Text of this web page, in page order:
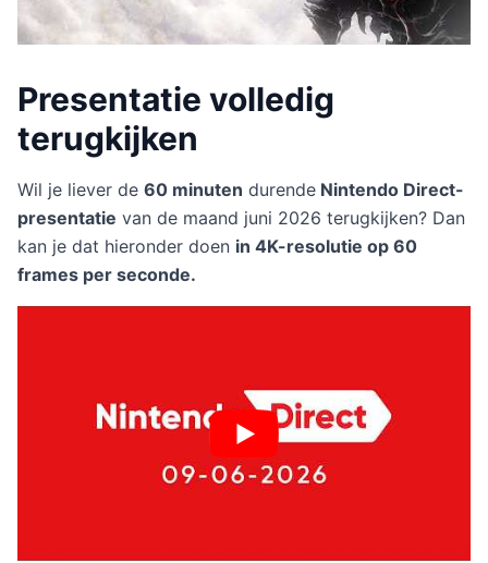
Presentatie volledig
terugkijken
Wil je liever de 60 minuten durende Nintendo Direct-
presentatie van de maand juni 2026 terugkijken? Dan
kan je dat hieronder doen in 4K-resolutie op 60
frames per seconde.